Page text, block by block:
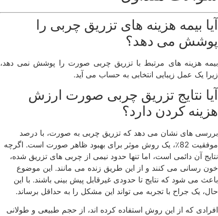
آیا بیمه هزینه های تزریق چربی را
پوشش می دهد؟
بیمه هزینه های مرتبط با تزریق چربی صورت را پوشش نمی دهد،
زیرا یک عمل زیبایی انتخابی به حساب می آید.
آیا نتایج تزریق چربی صورت ارزش
هزینه کردن دارد؟
بررسی های نشان می دهد که تزریق چربی به صورت، با درصد
موفقیت 82٪، یک روش موثر برای بهبود ظاهر صورت است. اگرچه
نتایج آن دائمی است، اما تنها حدود نیمی از چربی های تزریق شده،
خون رسانی می کنند و از این طریق زنده می مانند. این موضوع
باعث می شود که نتایج تا حدودی غیرقابل پیش بینی باشند. با این
حال، یک جراح با تجربه می تواند این مشکل را به حداقل برساند.
افرادی که از این روش استفاده کرده اند، از حجم طبیعی و طولانی